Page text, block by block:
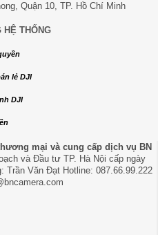
Quận 10, TP. Hồ Chí Minh
HỆ THỐNG
lẻ DJI
DJI
mại và cung cấp dịch vụ BN
và Đầu tư TP. Hà Nội cấp ngày
Trần Văn Đạt Hotline: 087.66.99.222